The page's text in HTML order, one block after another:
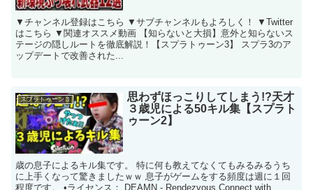
▼チャンネル登録はこちら ▼サブチャンネルもよろしく！ ▼Twitter
はこちら ▼関連オススメ動画 【知らないと大損】意外と知らないス
テージの隠しルートを徹底解説！【スプラトゥーン3】 スプラ3のア
ップデートで改善された...
スプラトゥーン３
思わずほっこりしてしまう!?天才
３歳児による50キル集【スプラト
ゥーン2】
歳の息子によるキル集です。 特に何も教えてなくてもみるみるうち
に上手くなって驚きましたｗｗ 息子がゲームをする頻度は週に１回
程度です。 •ライセンス： DEAMN - Rendezvous Connect with